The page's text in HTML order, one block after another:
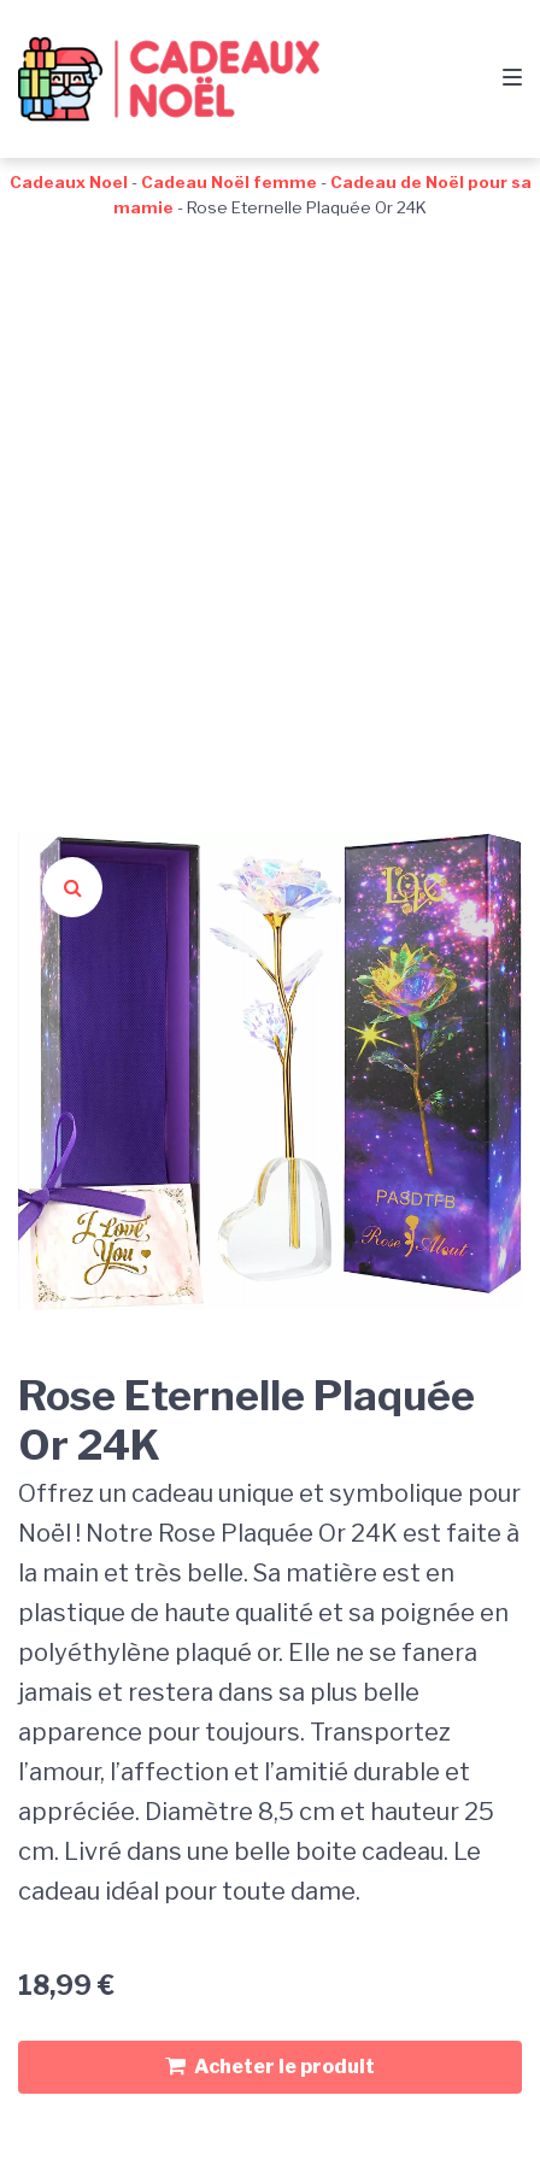
navigation
au
contenu
au
pied
de
Cadeaux Noel - Cadeau Noël femme - Cadeau de Noël pour sa
mamie -Rose Eternelle Plaquée Or 24K
Rose Eternelle Plaquée
Or 24K
Offrez un cadeau unique et symbolique pour
Noël ! Notre Rose Plaquée Or 24K est faite à
la main et très belle. Sa matière est en
plastique de haute qualité et sa poignée en
polyéthylène plaqué or. Elle ne se fanera
jamais et restera dans sa plus belle
apparence pour toujours. Transportez
l’amour, l’affection et l’amitié durable et
appréciée. Diamètre 8,5 cm et hauteur 25
cm. Livré dans une belle boite cadeau. Le
cadeau idéal pour toute dame.
18,99 €
Acheter le produit